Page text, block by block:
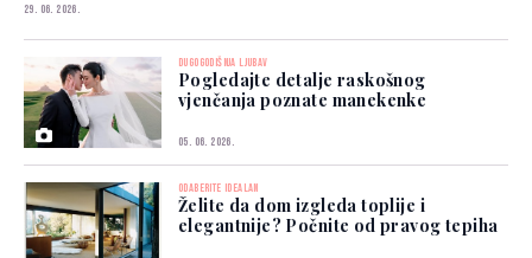
29. 06. 2026.
DUGOGODIŠNJA LJUBAV
Pogledajte detalje raskošnog
vjenčanja poznate manekenke
05. 06. 2026.
ODABERITE IDEALAN
Želite da dom izgleda toplije i
elegantnije? Počnite od pravog tepiha